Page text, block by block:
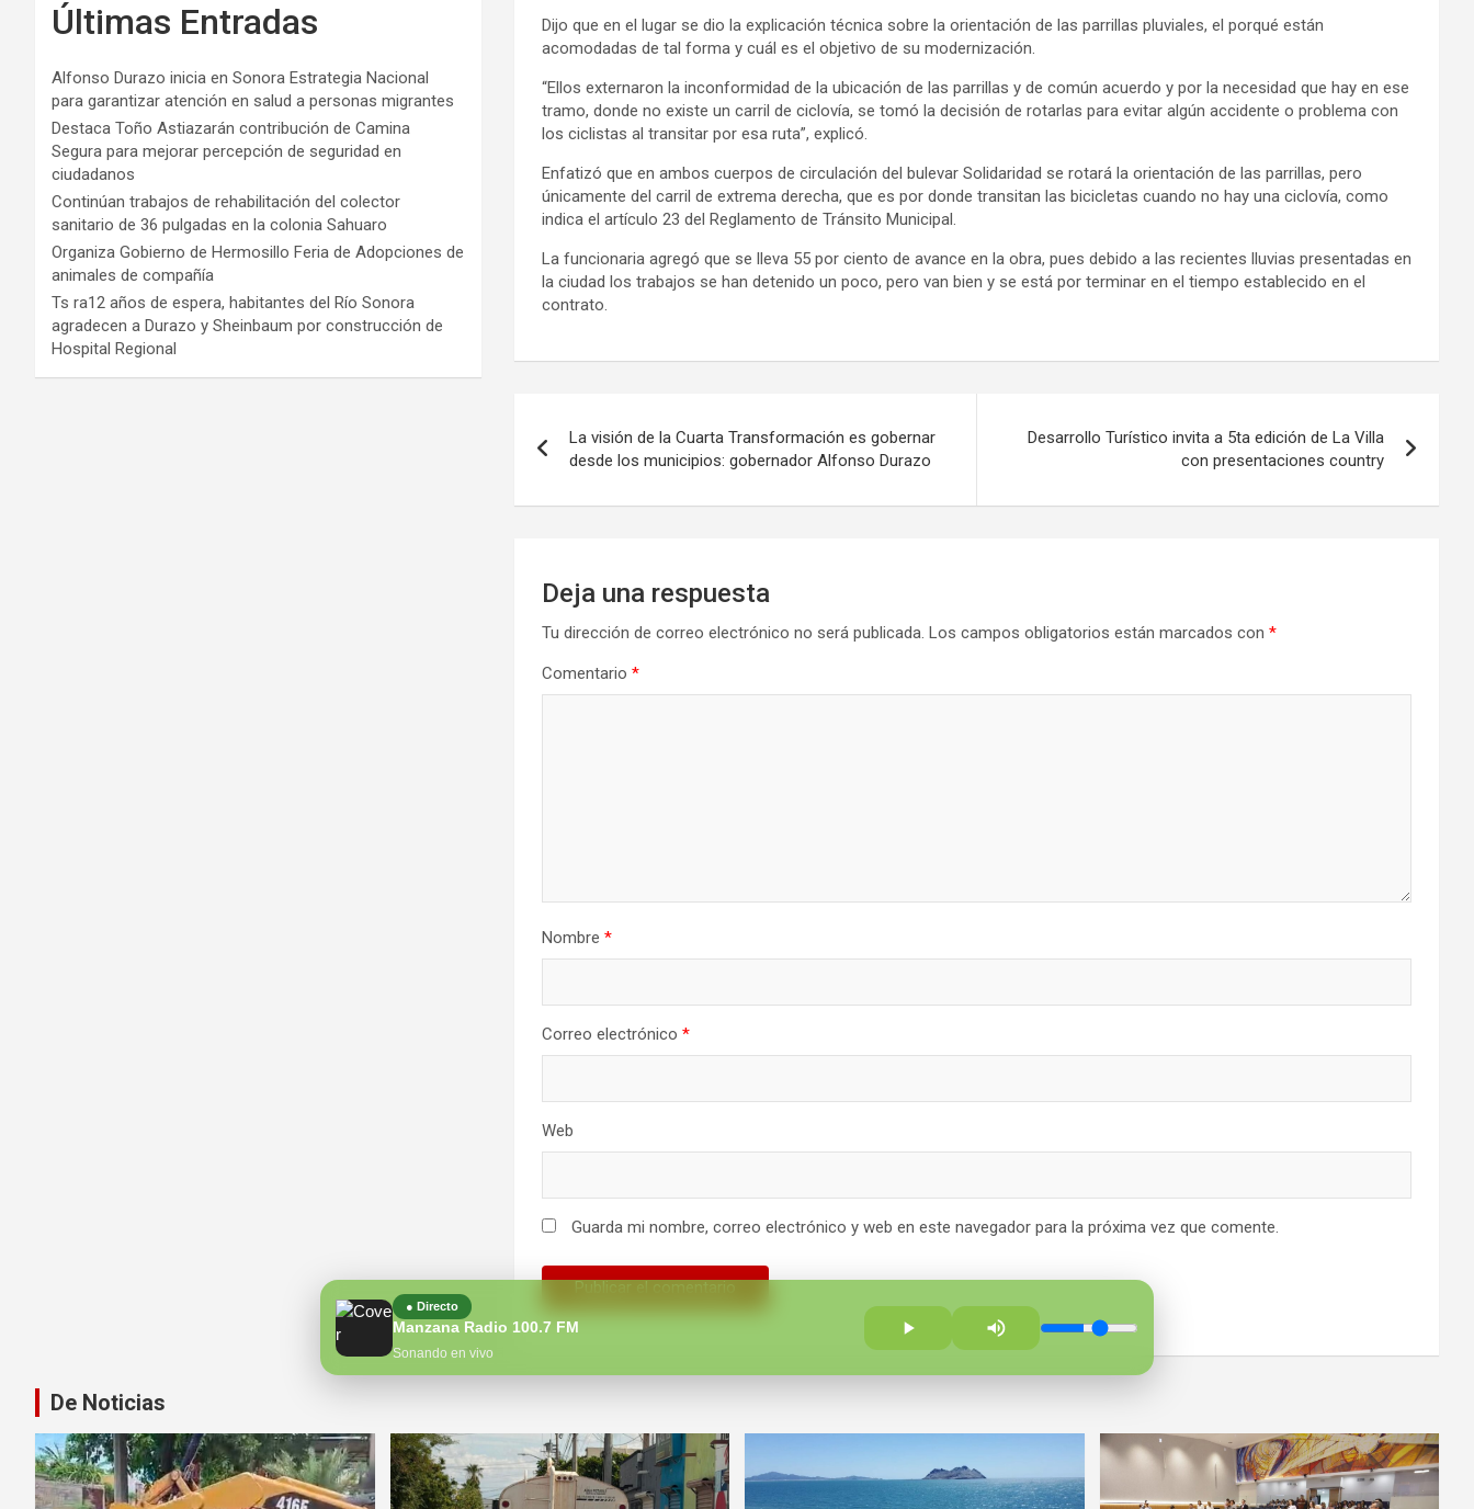
Dijo que en el lugar se dio la explicación técnica sobre la orientación de las parrillas pluviales, el porqué están
acomodadas de tal forma y cuál es el objetivo de su modernización.
“Ellos externaron la inconformidad de la ubicación de las parrillas y de común acuerdo y por la necesidad que hay en ese
tramo, donde no existe un carril de ciclovía, se tomó la decisión de rotarlas para evitar algún accidente o problema con
los ciclistas al transitar por esa ruta”, explicó.
Enfatizó que en ambos cuerpos de circulación del bulevar Solidaridad se rotará la orientación de las parrillas, pero
únicamente del carril de extrema derecha, que es por donde transitan las bicicletas cuando no hay una ciclovía, como
indica el artículo 23 del Reglamento de Tránsito Municipal.
La funcionaria agregó que se lleva 55 por ciento de avance en la obra, pues debido a las recientes lluvias presentadas en
la ciudad los trabajos se han detenido un poco, pero van bien y se está por terminar en el tiempo establecido en el
contrato.
de
entradas
La visión de la Cuarta Transformación es gobernar
desde los municipios: gobernador Alfonso Durazo
Desarrollo Turístico invita a 5ta edición de La Villa
con presentaciones country
Deja una respuesta
Tu dirección de correo electrónico no será publicada. Los campos obligatorios están marcados con *
Comentario *
Nombre *
Correo electrónico *
Web
Guarda mi nombre, correo electrónico y web en este navegador para la próxima vez que comente.
● Directo
Manzana Radio 100.7 FM
Sonando en vivo
Últimas Entradas
Alfonso Durazo inicia en Sonora Estrategia Nacional
para garantizar atención en salud a personas migrantes
Destaca Toño Astiazarán contribución de Camina
Segura para mejorar percepción de seguridad en
ciudadanos
Continúan trabajos de rehabilitación del colector
sanitario de 36 pulgadas en la colonia Sahuaro
Organiza Gobierno de Hermosillo Feria de Adopciones de
animales de compañía
Ts ra12 años de espera, habitantes del Río Sonora
agradecen a Durazo y Sheinbaum por construcción de
Hospital Regional
De Noticias